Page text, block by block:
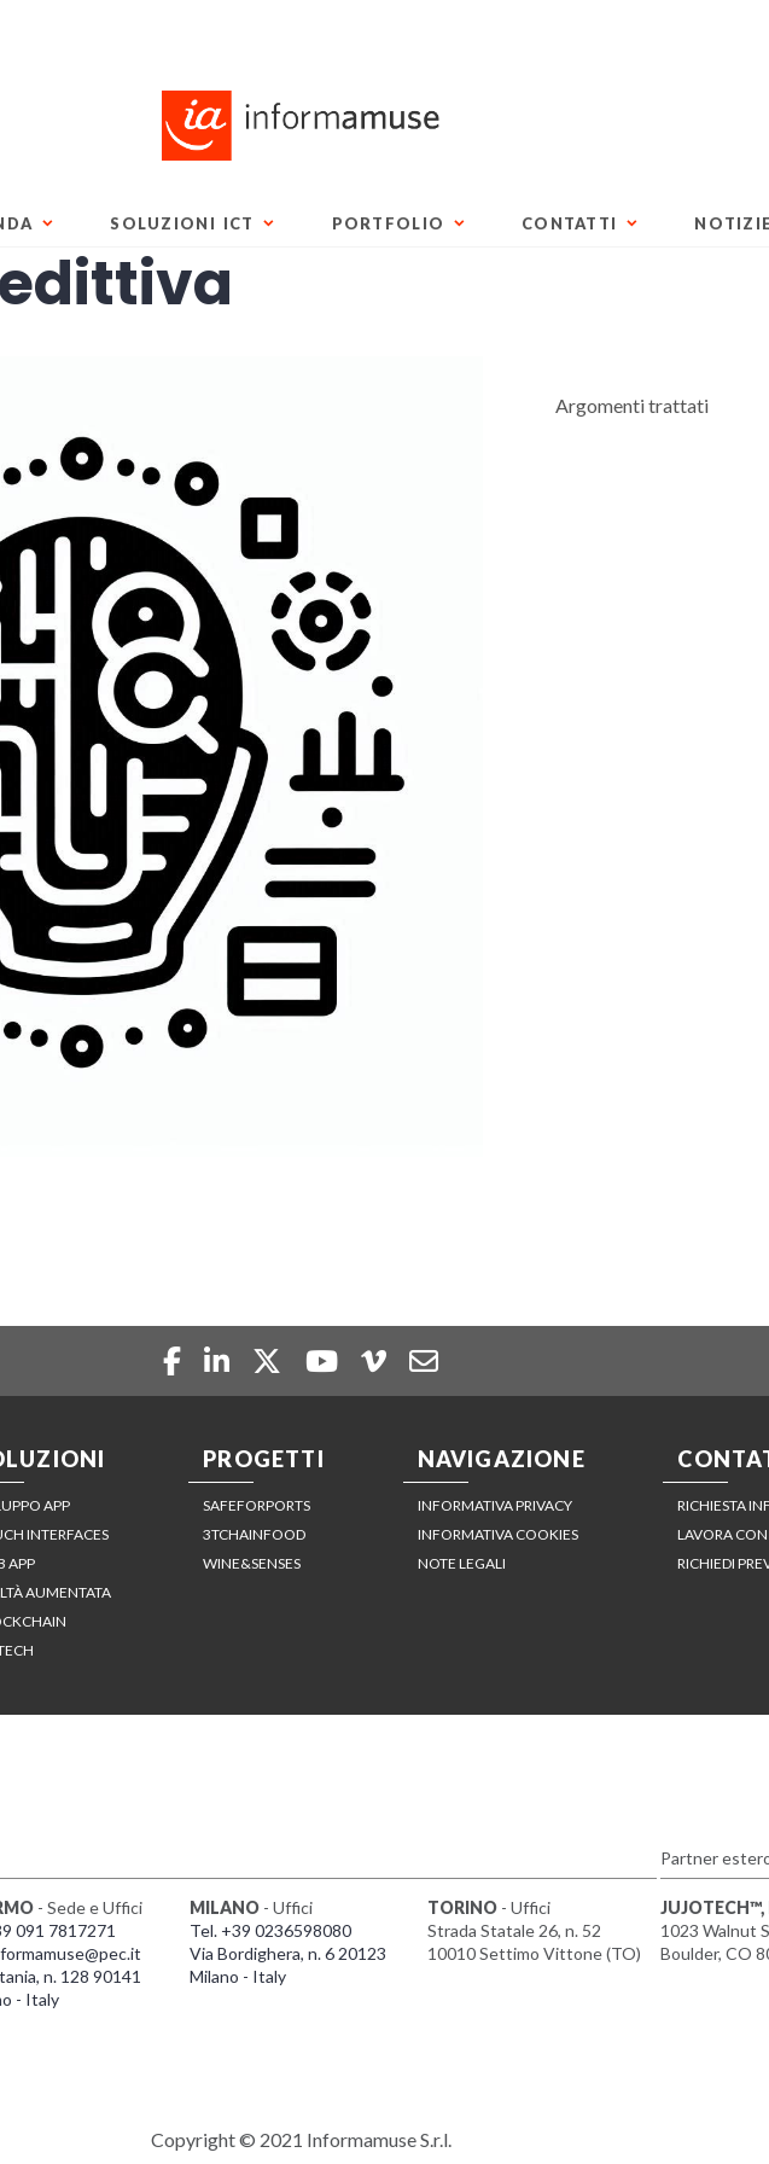
SOLUZIONI ICT PORTFOLIO CONTATTI NOTIZIE
Argomenti trattati
APP
INTERFACES
APP
AUMENTATA
PROGETTI
SAFEFORPORTS
3TCHAINFOOD
WINE&SENSES
NAVIGAZIONE
INFORMATIVA PRIVACY
INFORMATIVA COOKIES
NOTE LEGALI
RICHIESTA
LAVORA
RICHIEDI
- Sede e Uffici
091 7817271
n. 128 90141
- Italy
MILANO- Uffici
Tel. +39 0236598080
Via Bordighera, n. 6 20123
Milano - Italy
TORINO - Uffici
Strada Statale 26, n. 52
10010 Settimo Vittone (TO)
Partner
JUJOTECH™,
1023 Walnut
Boulder, CO
Copyright © 2021 Informamuse S.r.l.